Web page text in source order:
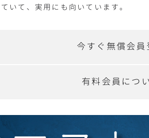
いて、実用にも向いています。
今すぐ無償会
有料会員につ